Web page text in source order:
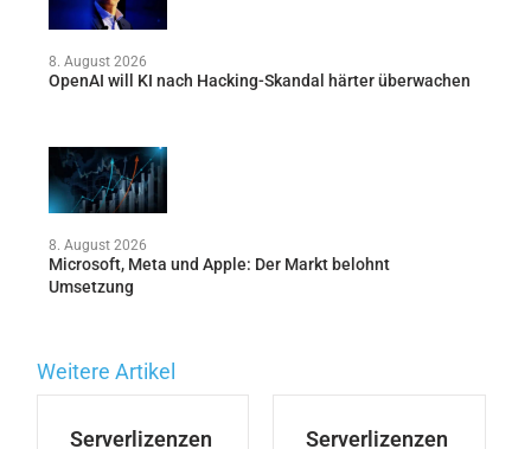
8. August 2026
OpenAI will KI nach Hacking-Skandal härter überwachen
8. August 2026
Microsoft, Meta und Apple: Der Markt belohnt
Umsetzung
Weitere Artikel
Serverlizenzen
Serverlizenzen